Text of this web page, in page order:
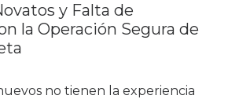
y Falta de
la Operación Segura de
no tienen la experiencia